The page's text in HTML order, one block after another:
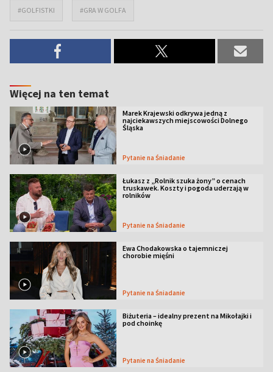
#GOLFISTKI #GRA W GOLFA
Więcej na ten temat
Marek Krajewski odkrywa jedną z
najciekawszych miejscowości Dolnego
Śląska
Pytanie na Śniadanie
Łukasz z „Rolnik szuka żony” o cenach
truskawek. Koszty i pogoda uderzają w
rolników
Pytanie na Śniadanie
Ewa Chodakowska o tajemniczej
chorobie mięśni
Pytanie na Śniadanie
Biżuteria – idealny prezent na Mikołajki i
pod choinkę
Pytanie na Śniadanie